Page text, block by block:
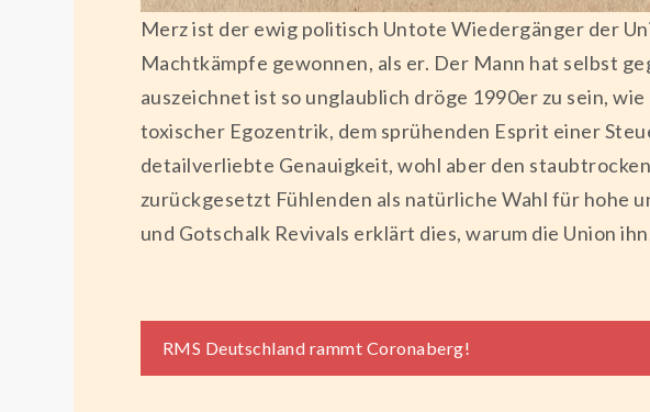
Merz ist der ewig politisch Untote Wiedergänger der
Machtkämpfe gewonnen, als er. Der Mann hat selbst
auszeichnet ist so unglaublich dröge 1990er zu sein,
toxischer Egozentrik, dem sprühenden Esprit einer
detailverliebte Genauigkeit, wohl aber den
zurückgesetzt Fühlenden als natürliche Wahl für hohe
und Gotschalk Revivals erklärt dies, warum die Union
Beitragsnavigation
RMS Deutschland rammt Coronaberg!